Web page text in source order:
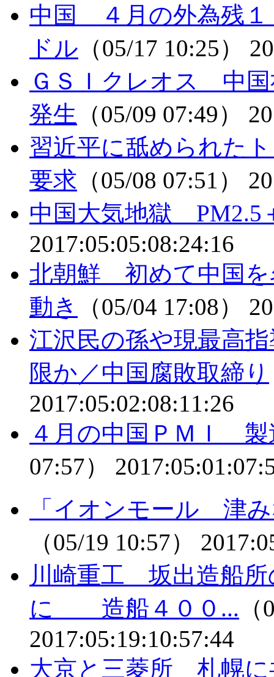
中国 ４月の外為残
ドル （05/17 10:25）
ＧＳＩクレオス 中国
発生 （05/09 07:49）
習近平に舐められた
要求 （05/08 07:51）
中国大気地獄 PM2.5
2017:05:05:08:24:16
北朝鮮 初めて中国
動き
（05/04 17:08）
江沢民の孫や現最高
限か／中国腐敗取締り
2017:05:02:08:11:26
４月の中国ＰＭＩ 製
07:57）
「イオンモール 津
（05/19 10:57）
川崎重工 坂出造船所
に 造船４００...
2017:05:19:10:57:44
大京と三菱所 札幌に